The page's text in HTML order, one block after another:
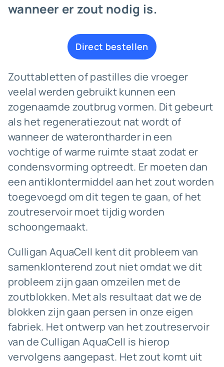
wanneer er zout nodig is.
Direct bestellen
Zouttabletten of pastilles die vroeger
veelal werden gebruikt kunnen een
zogenaamde zoutbrug vormen. Dit gebeurt
als het regeneratiezout nat wordt of
wanneer de waterontharder in een
vochtige of warme ruimte staat zodat er
condensvorming optreedt. Er moeten dan
een antiklontermiddel aan het zout worden
toegevoegd om dit tegen te gaan, of het
zoutreservoir moet tijdig worden
schoongemaakt.
Culligan AquaCell kent dit probleem van
samenklonterend zout niet omdat we dit
probleem zijn gaan omzeilen met de
zoutblokken. Met als resultaat dat we de
blokken zijn gaan persen in onze eigen
fabriek. Het ontwerp van het zoutreservoir
van de Culligan AquaCell is hierop
vervolgens aangepast. Het zout komt uit